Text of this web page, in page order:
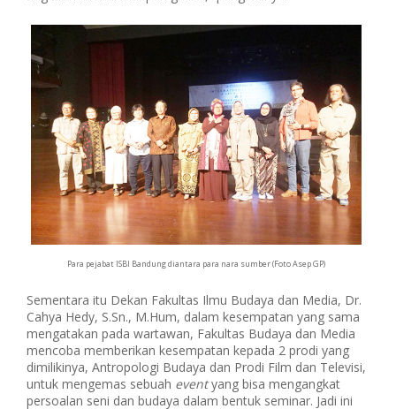
Para pejabat ISBI Bandung diantara para nara sumber (Foto Asep GP)
Sementara itu Dekan Fakultas Ilmu Budaya dan Media, Dr.
Cahya Hedy, S.Sn., M.Hum, dalam kesempatan yang sama
mengatakan pada wartawan, Fakultas Budaya dan Media
mencoba memberikan kesempatan kepada 2 prodi yang
dimilikinya, Antropologi Budaya dan Prodi Film dan Televisi,
untuk mengemas sebuah eventyang bisa mengangkat
persoalan seni dan budaya dalam bentuk seminar. Jadi ini